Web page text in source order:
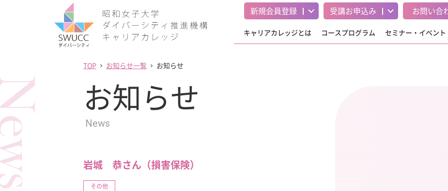
新規会員登録 受講お申込み お問い合
キャリアカレッジとは コースプログラム セミナー・イベント
TOP お知らせ一覧 お知らせ
お知らせ
News
岩城 恭さん（損害保険）
その他